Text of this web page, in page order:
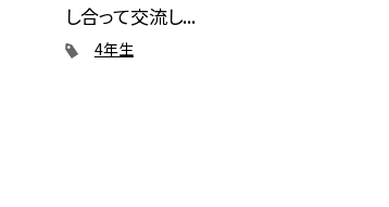
し合って交流し...
4年生